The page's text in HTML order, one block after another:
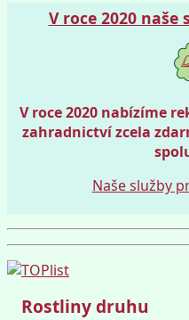
V roce 2020 naše
V roce 2020 nabízíme
zahradnictví zcela
Naše služby
Rostliny druhu